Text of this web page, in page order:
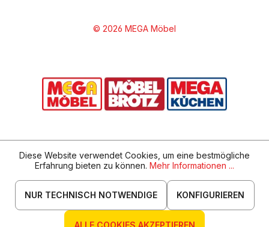
© 2026 MEGA Möbel
Diese Website verwendet Cookies, um eine bestmögliche
Erfahrung bieten zu können. Mehr Informationen ...
NUR TECHNISCH NOTWENDIGE KONFIGURIEREN
ALLE COOKIES AKZEPTIEREN